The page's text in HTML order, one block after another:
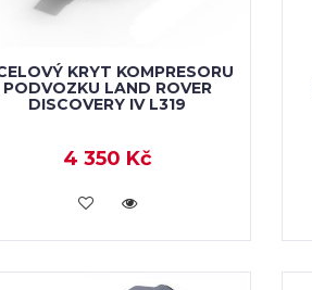
KRYT KOMPRESORU
PODVOZKU LAND ROVER
DISCOVERY IV L319
4 350 Kč
KOUPIT